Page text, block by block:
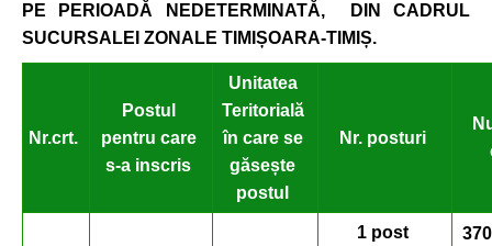
PE PERIOADĂ NEDETERMINATĂ,
DIN CADRUL
SUCURSALEI ZONALE TIMIȘOARA-TIMIȘ.
Nr.crt.
Postul
pentru care
s-a inscris
Unitatea
Teritorială
în care se
găsește
postul
Nr. posturi
1 post